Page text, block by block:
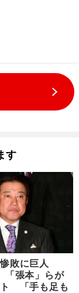
す
敗に巨人
「張本」らが
「手も足も